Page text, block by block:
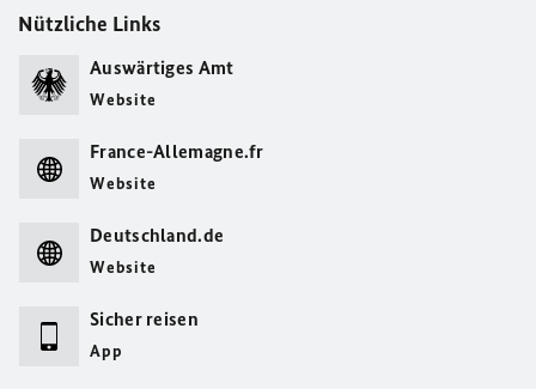
Nützliche Links
Auswärtiges Amt
Website
France-Allemagne.fr
Website
Deutschland.de
Website
Sicher reisen
App